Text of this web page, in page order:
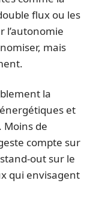
flux ou les
l’autonomie
mais
la
et
Moins de
compte sur
out sur le
qui envisagent